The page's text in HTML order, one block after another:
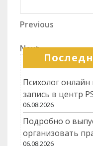
услуг
Навигация
по
записям
Previous
Previous
Next
Post
Next
Психолог
запись в центр
06.08.2026
Подробно о
организовать
06.08.2026